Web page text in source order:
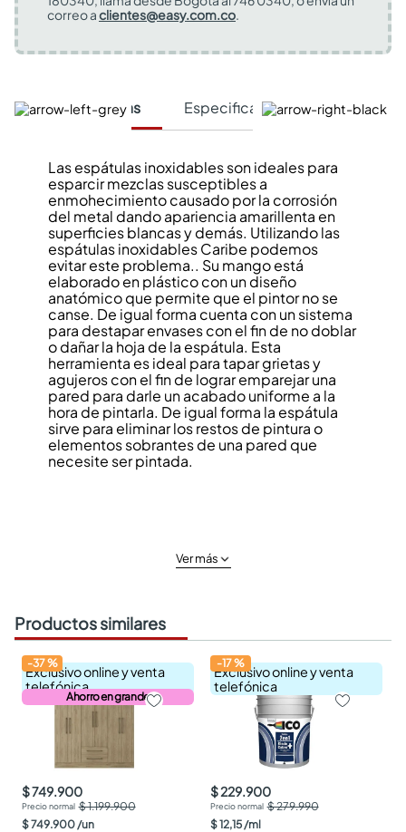
correo aclientes@easy.com.co.
Características Especificaciones Técnicas
Las espátulas inoxidables son ideales para
esparcir mezclas susceptibles a
enmohecimiento causado por la corrosión
del metal dando apariencia amarillenta en
superficies blancas y demás. Utilizando las
espátulas inoxidables Caribe podemos
evitar este problema.. Su mango está
elaborado en plástico con un diseño
anatómico que permite que el pintor no se
canse. De igual forma cuenta con un sistema
para destapar envases con el fin de no doblar
o dañar la hoja de la espátula. Esta
herramienta es ideal para tapar grietas y
agujeros con el fin de lograr emparejar una
pared para darle un acabado uniforme a la
hora de pintarla. De igual forma la espátula
sirve para eliminar los restos de pintura o
elementos sobrantes de una pared que
necesite ser pintada.
Ver más
Productos similares
Exclusivo online y venta
telefónica
Ahorro en grande
-37%
$ 749.900
$ 1.199.900
$749.900 /un
Exclusivo online y venta
telefónica
-17%
$ 229.900
$ 279.990
$12,15 /ml